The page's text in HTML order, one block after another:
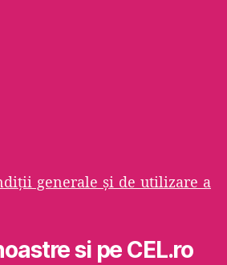
generale şi de utilizare a
si pe CEL.ro